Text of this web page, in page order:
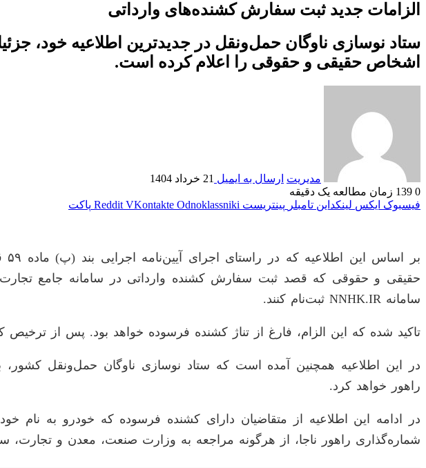
الزامات جدید ثبت سفارش کشنده‌های وارداتی
ستاد نوسازی ناوگان حمل‌ونقل در جدیدترین اطلاعیه خود،
اشخاص حقیقی و حقوقی را اعلام کرده است.
مدیریت ارسال به ایمیل 21 خرداد 1404
0
زمان مطالعه یک دقیقه
فیسبوک ایکس لینکداین تامبلر پینتریست Reddit VKontakte Odnoklassniki پاکت
سامانه NNHK.IR ثبت‌نام کنند.
تاکید شده که این الزام، فارغ از تناژ کشنده فرسوده خواهد بود. پس از
در این اطلاعیه همچنین آمده است که ستاد نوسازی ناوگان حمل‌ونقل
راهور خواهد کرد.
در ادامه این اطلاعیه از متقاضیان دارای کشنده فرسوده که خودرو به نام
شماره‌گذاری راهور ناجا، از هرگونه مراجعه به وزارت صنعت، معدن و تجارت،